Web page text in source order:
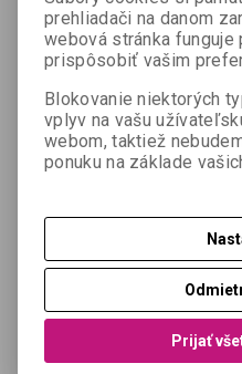
prehliadači na danom
webová stránka
prispôsobiť vašim
Blokovanie niektorých
vplyv na vašu
webom, taktiež
ponuku na základe
Prijať